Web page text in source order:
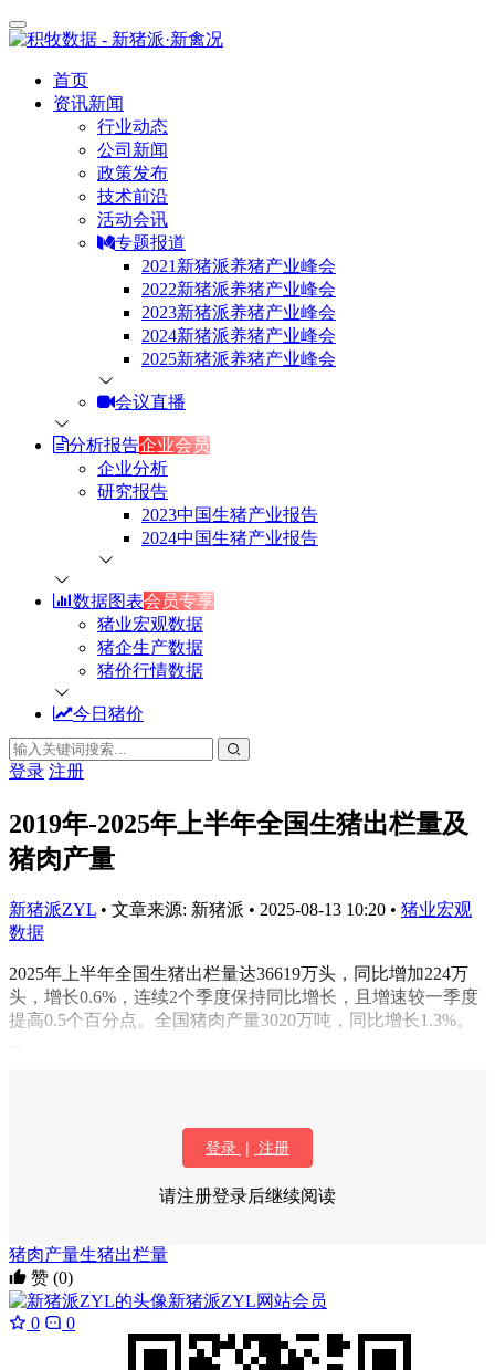
首页
资讯新闻
行业动态
公司新闻
政策发布
技术前沿
活动会讯
专题报道
2021新猪派养猪产业峰会
2022新猪派养猪产业峰会
2023新猪派养猪产业峰会
2024新猪派养猪产业峰会
2025新猪派养猪产业峰会
会议直播
分析报告企业会员
企业分析
研究报告
2023中国生猪产业报告
2024中国生猪产业报告
数据图表会员专享
猪业宏观数据
猪企生产数据
猪价行情数据
今日猪价
登录 注册
2019年-2025年上半年全国生猪出栏量及
猪肉产量
新猪派ZYL • 文章来源: 新猪派 • 2025-08-13 10:20 • 猪业宏观
数据
2025年上半年全国生猪出栏量达36619万头，同比增加224万
头，增长0.6%，连续2个季度保持同比增长，且增速较一季度
提高0.5个百分点。全国猪肉产量3020万吨，同比增长1.3%。
登录 | 注册
请注册登录后继续阅读
猪肉产量生猪出栏量
赞 (0)
新猪派ZYL网站会员
0
0